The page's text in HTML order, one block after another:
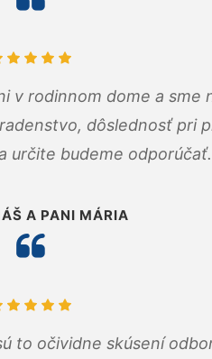
v rodinnom dome a sme
dôslednosť pri
určite budeme odporúčať.
A PANI MÁRIA
to očividne skúsení